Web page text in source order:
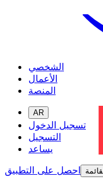
الشخصي
الأعمال
المنصة
AR
تسجيل الدخول
التسجيل
يساعد
احصل على التطبيق